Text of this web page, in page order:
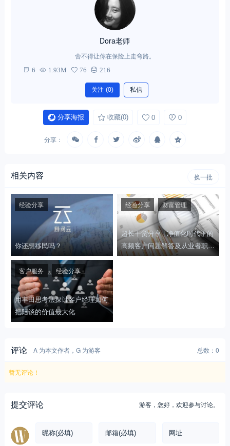
Dora老师
舍不得让你在保险上走弯路。
6 1.93M 76 216
关注 (0) 私信
分享海报 收藏(0) 0 0
分享：
相关内容 换一批
你还想移民吗？
经验分享
超长干货分享 | 净值化时代下的
高频客户问题解答及从业者职业
规划
经验分享 财富管理
用丰田思考法探讨客户经理如何
把陪谈的价值最大化
客户服务 经验分享
评论 A 为本文作者，G 为游客 总数：0
暂无评论！
提交评论 游客，您好，欢迎参与讨论。